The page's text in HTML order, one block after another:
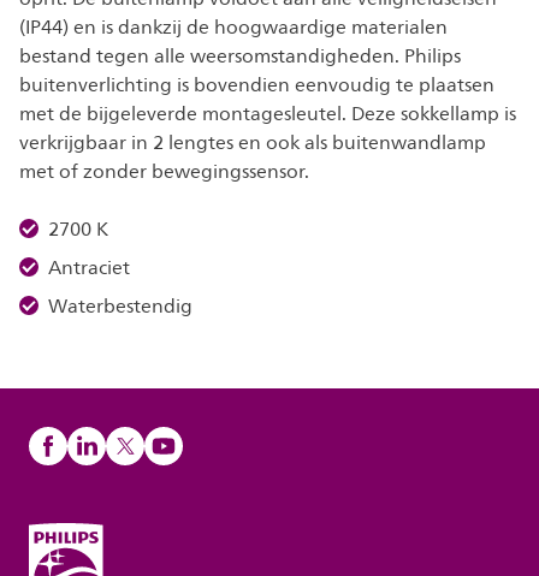
(IP44) en is dankzij de hoogwaardige materialen
bestand tegen alle weersomstandigheden. Philips
buitenverlichting is bovendien eenvoudig te plaatsen
met de bijgeleverde montagesleutel. Deze sokkellamp is
verkrijgbaar in 2 lengtes en ook als buitenwandlamp
met of zonder bewegingssensor.
2700 K
Antraciet
Waterbestendig